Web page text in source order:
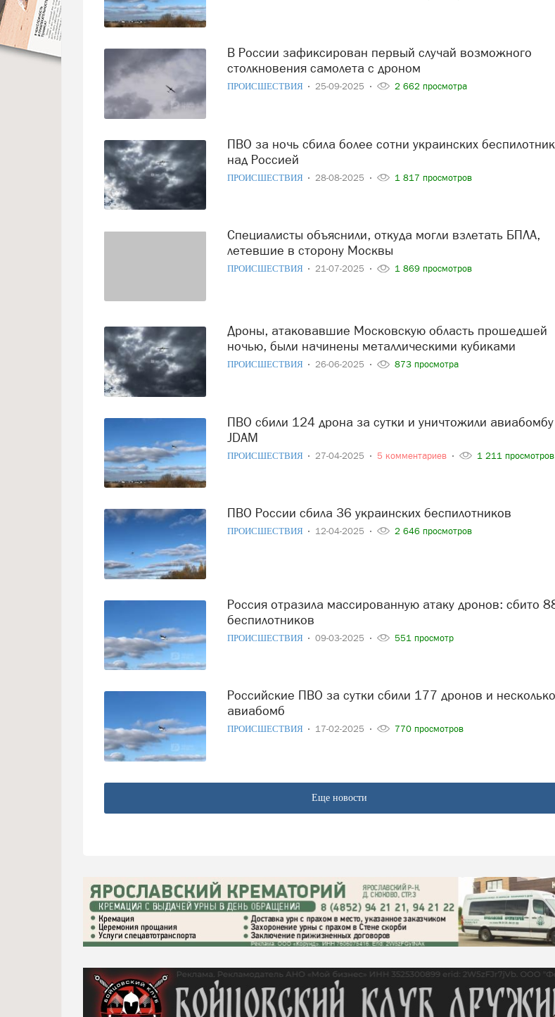
В России зафиксирован первый случай возможного
столкновения самолета с дроном
ПРОИСШЕСТВИЯ 25-09-2025 2 662 просмотра
ПВО за ночь сбила более сотни украинских беспилотников
над Россией
ПРОИСШЕСТВИЯ 28-08-2025 1 817 просмотров
Специалисты объяснили, откуда могли взлетать БПЛА,
летевшие в сторону Москвы
ПРОИСШЕСТВИЯ 21-07-2025 1 869 просмотров
Дроны, атаковавшие Московскую область прошедшей
ночью, были начинены металлическими кубиками
ПРОИСШЕСТВИЯ 26-06-2025 873 просмотра
ПВО сбили 124 дрона за сутки и уничтожили авиабомбу
JDAM
ПРОИСШЕСТВИЯ 27-04-2025 5 комментариев 1 211 просмотров
ПВО России сбила 36 украинских беспилотников
ПРОИСШЕСТВИЯ 12-04-2025 2 646 просмотров
Россия отразила массированную атаку дронов: сбито 88
беспилотников
ПРОИСШЕСТВИЯ 09-03-2025 551 просмотр
Российские ПВО за сутки сбили 177 дронов и несколько
авиабомб
ПРОИСШЕСТВИЯ 17-02-2025 770 просмотров
Еще новости